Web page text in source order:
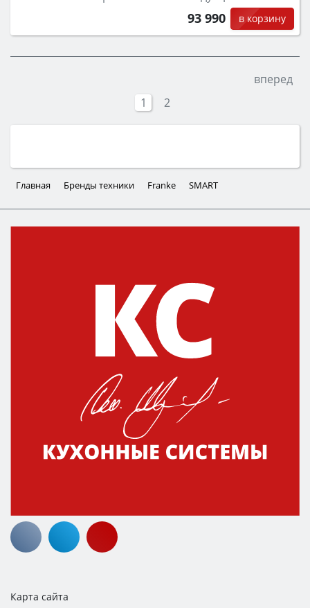
93 990 в корзину
вперед
1
2
Главная Бренды техники Franke SMART
Карта сайта